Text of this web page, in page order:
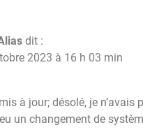
dit :
2023 à 16 h 03 min
à jour; désolé, je n’avais
un changement de